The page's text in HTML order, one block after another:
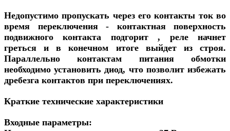
Недопустимо пропускать через его контакты ток во
время переключения - контактная поверхность
подвижного контакта подгорит , реле начнет
греться и в конечном итоге выйдет из строя.
Параллельно контактам питания обмотки
необходимо установить диод, что позволит избежать
дребезга контактов при переключениях.
Краткие технические характеристики
Входные параметры: